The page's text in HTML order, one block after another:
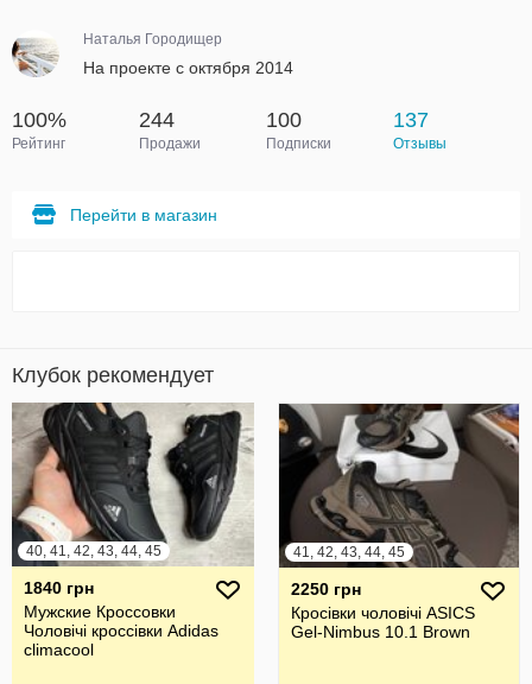
Наталья Городищер
На проекте с октября 2014
100%
Рейтинг
244
Продажи
100
Подписки
137
Отзывы
Перейти в магазин
Клубок рекомендует
40, 41, 42, 43, 44, 45
1840 грн
Мужские Кроссовки
Чоловічі кроссівки Adidas
climacool
41, 42, 43, 44, 45
2250 грн
Кросівки чоловічі ASICS
Gel-Nimbus 10.1 Brown